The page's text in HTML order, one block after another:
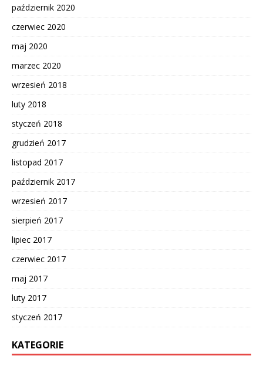
październik 2020
czerwiec 2020
maj 2020
marzec 2020
wrzesień 2018
luty 2018
styczeń 2018
grudzień 2017
listopad 2017
październik 2017
wrzesień 2017
sierpień 2017
lipiec 2017
czerwiec 2017
maj 2017
luty 2017
styczeń 2017
KATEGORIE